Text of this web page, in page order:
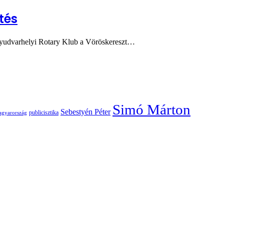
Rotary Klub a Vöröskereszt…
publicisztika Sebestyén Péter Simó Márton